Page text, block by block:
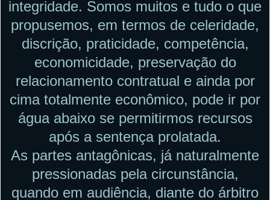
integridade. Somos muitos e tudo o que
propusemos, em termos de celeridade,
discrição, praticidade, competência,
economicidade, preservação do
relacionamento contratual e ainda por
cima totalmente econômico, pode ir por
água abaixo se permitirmos recursos
após a sentença prolatada.
As partes antagônicas, já naturalmente
pressionadas pela circunstância,
quando em audiência, diante do árbitro